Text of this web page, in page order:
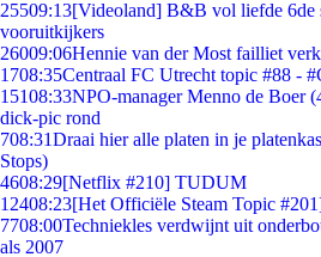
25509:13[Videoland] B&B vol liefde 6de
vooruitkijkers
26009:06Hennie van der Most failliet
1708:35Centraal FC Utrecht topic #88 -
15108:33NPO-manager Menno de Boer
dick-pic rond
708:31Draai hier alle platen in je
Stops)
4608:29[Netflix #210] TUDUM
12408:23[Het Officiële Steam Topic
7708:00Techniekles verdwijnt uit
als 2007